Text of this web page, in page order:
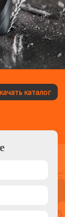
каталог